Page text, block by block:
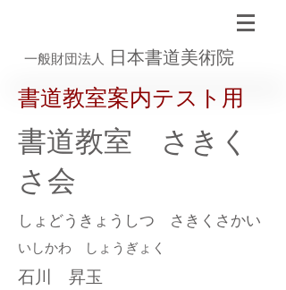
一般財団法人 日本書道美術院
書道教室案内テスト用
書道教室 さきく
さ会
しょどうきょうしつ さきくさかい
いしかわ しょうぎょく
石川 昇玉